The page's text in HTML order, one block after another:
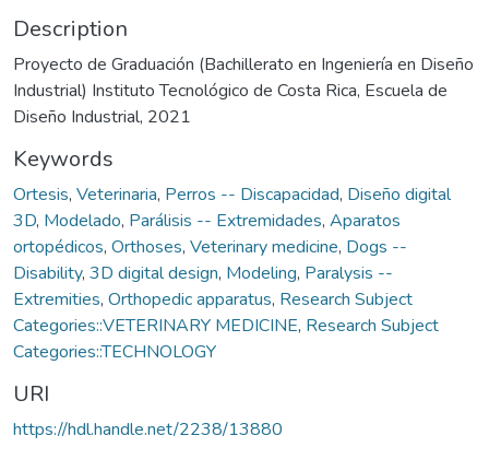
Description
Proyecto de Graduación (Bachillerato en Ingeniería en Diseño
Industrial) Instituto Tecnológico de Costa Rica, Escuela de
Diseño Industrial, 2021
Keywords
Ortesis, Veterinaria, Perros -- Discapacidad, Diseño digital
3D, Modelado, Parálisis -- Extremidades, Aparatos
ortopédicos, Orthoses, Veterinary medicine, Dogs --
Disability, 3D digital design, Modeling, Paralysis --
Extremities, Orthopedic apparatus, Research Subject
Categories::VETERINARY MEDICINE, Research Subject
Categories::TECHNOLOGY
URI
https://hdl.handle.net/2238/13880